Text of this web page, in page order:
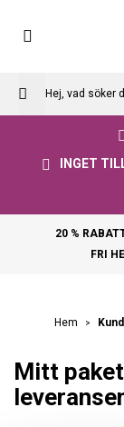
INGET
20 %
FRI
Hem
Mitt